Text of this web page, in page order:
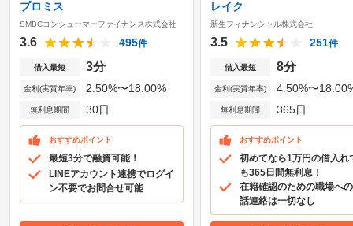
プロミス
SMBCコンシューマーファイナンス株式会社
3.6 495件
借入最短 3分
金利(実質年率) 2.50%〜18.00%
無利息期間 30日
おすすめポイント
最短3分で融資可能！
LINEアカウント連携でログイ
ン不要でお問合せ可能
レイク
新生フィナンシャル株式会社
3.5 251件
借入最短 8分
金利(実質年率) 4.50%〜
無利息期間 365日
おすすめポイント
初めてなら1万円の借入れ
も365日間無利息！
在籍確認のための職場へ
話連絡は一切なし